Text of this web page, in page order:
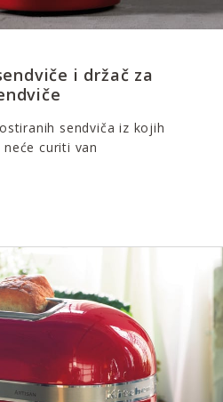
i držač za
sendviča iz kojih
curiti van